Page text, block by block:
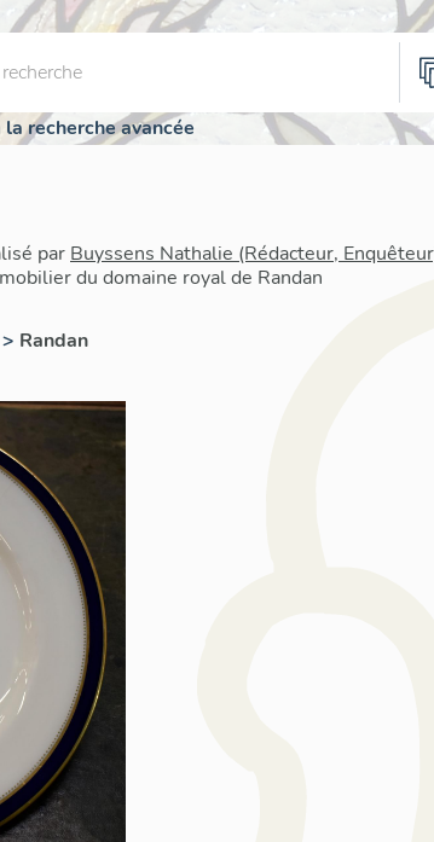
recherche avancée
par Buyssens Nathalie (Rédacteur,
du domaine royal de Randan
> Randan